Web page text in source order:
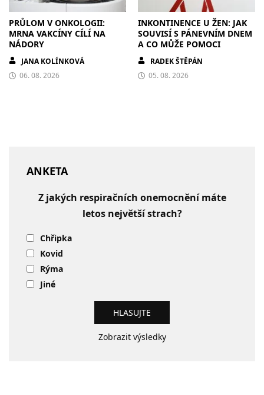
PRŮLOM V ONKOLOGII:
MRNA VAKCÍNY CÍLÍ NA
NÁDORY
JANA KOLÍNKOVÁ
06. 08. 2026
INKONTINENCE U ŽEN: JAK
SOUVISÍ S PÁNEVNÍM DNEM
A CO MŮŽE POMOCI
RADEK ŠTĚPÁN
05. 08. 2026
ANKETA
Z jakých respiračních onemocnění máte
letos největší strach?
Chřipka
Kovid
Rýma
Jiné
Zobrazit výsledky